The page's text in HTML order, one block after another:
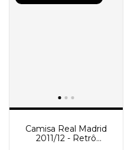
Camisa Real Madrid
2011/12 - Retrô